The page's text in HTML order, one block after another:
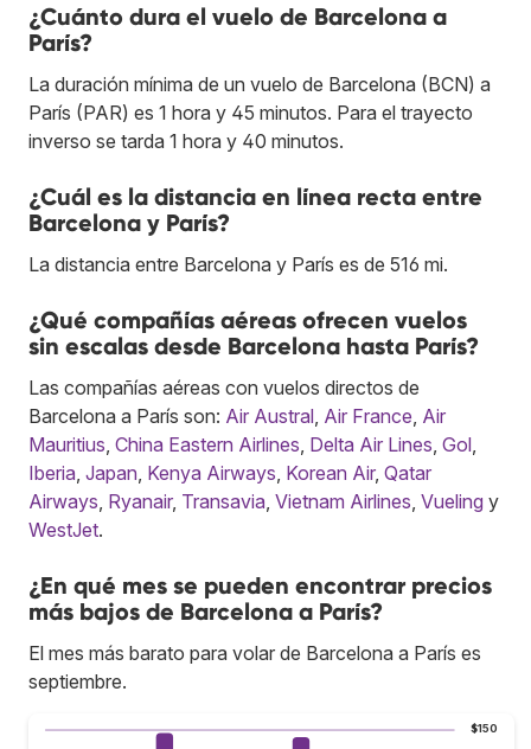
¿Cuánto dura el vuelo de Barcelona a
París?
La duración mínima de un vuelo de Barcelona (BCN) a
París (PAR) es 1 hora y 45 minutos. Para el trayecto
inverso se tarda 1 hora y 40 minutos.
¿Cuál es la distancia en línea recta entre
Barcelona y París?
La distancia entre Barcelona y París es de 516 mi.
¿Qué compañías aéreas ofrecen vuelos
sin escalas desde Barcelona hasta París?
Las compañías aéreas con vuelos directos de
Barcelona a París son: Air Austral Air France Air
Mauritius China Eastern Airlines Delta Air Lines Gol
Iberia Japan Kenya Airways Korean Air, Qatar
Airways Ryanair, Transavia Vietnam Airlines Vueling y
WestJet.
¿En qué mes se pueden encontrar precios
más bajos de Barcelona a París?
El mes más barato para volar de Barcelona a París es
septiembre.
$150